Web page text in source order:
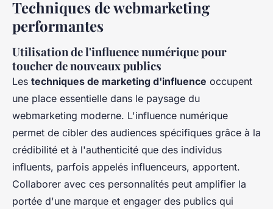
Techniques de webmarketing
performantes
Utilisation de l'influence numérique pour
toucher de nouveaux publics
Les techniques de marketing d'influence occupent
une place essentielle dans le paysage du
webmarketing moderne. L'influence numérique
permet de cibler des audiences spécifiques grâce à la
crédibilité et à l'authenticité que des individus
influents, parfois appelés influenceurs, apportent.
Collaborer avec ces personnalités peut amplifier la
portée d'une marque et engager des publics qui